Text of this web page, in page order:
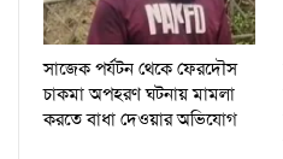
সাজেক পর্যটন থেকে ফেরদৌস
চাকমা অপহরণ ঘটনায় মামলা
করতে বাধা দেওয়ার অভিযোগ